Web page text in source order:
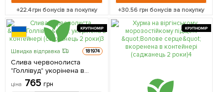
+22.4грн бонусів за покупку +30.56 грн бонусів за покупку
КРУПНОМІР
Швидка відправка 181974
Слива червонолиста
"Голлівуд" укорінена в
контейнері (саджанець 2
роки) 1 саджанець в
ціна 765 грн
КРУПНОМІР